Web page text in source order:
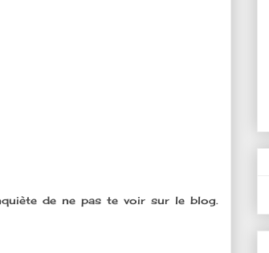
de ne pas te voir sur le blog.